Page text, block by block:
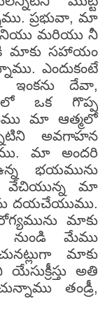
ప్రభువా, మా
మరియు నీ
మాకు సహాయం
ఎందుకంటే
ఇంకను దేవా,
ఒక గొప్ప
మా ఆత్మలో
అవగాహన
మా అందరి
భయమును
వేచియున్న మా
దయచేయుము.
మాకు
మేము
మాకు
అతి
తండ్రీ,